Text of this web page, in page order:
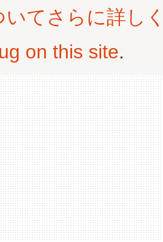
いてさらに詳し
on this site.